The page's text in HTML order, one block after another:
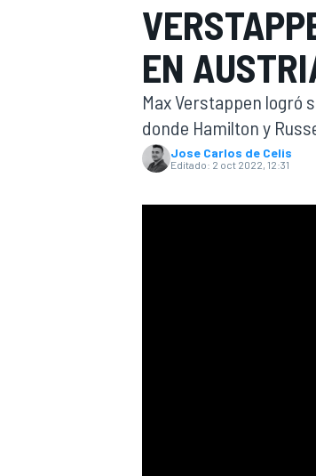
EN
Max Verstappen logró
donde Hamilton y
Jose Carlos de Celis
Editado: 2 oct 2022, 12:31